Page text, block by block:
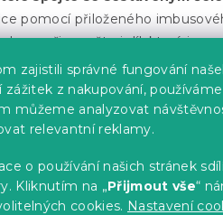
zajistili správné fungování
zážitek z nakupování,
můžeme analyzovat
relevantní reklamy.
o používání našich stránek
Kliknutím na „Přijmout vše“
cookies. Nastavení
pomocí přiloženého
připevněte i díl, který je v
postelí vložte do středu
vložte jeden rošt, u
sama zapře o podlahu.
postel, stačí položit rošt
pevně spojit s postelí pomocí
matraci na rošt a máte